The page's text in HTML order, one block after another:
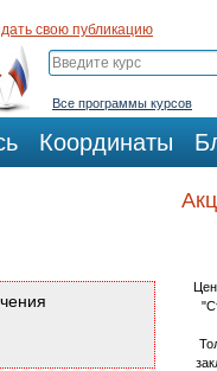
свою публикацию
Все программы курсов
Координаты